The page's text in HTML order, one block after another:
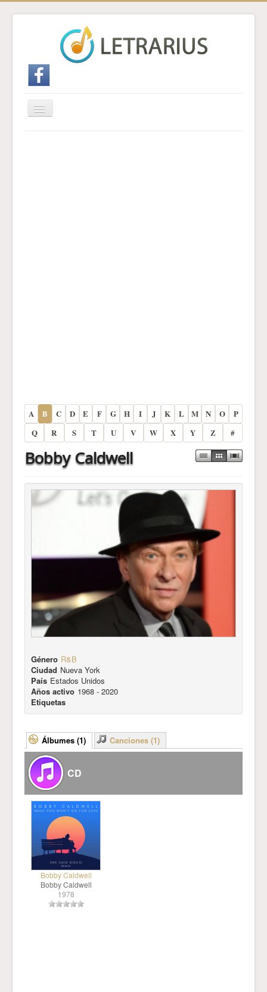
Cambiar
navegación
A B C D E F G H I J K L M N O
P
Q
R S T U V W X Y Z #
Bobby Caldwell
Género R&B
Ciudad Nueva York
País Estados Unidos
Años activo 1968 - 2020
Etiquetas
Álbumes (1) Canciones (1)
CD
Bobby Caldwell
Bobby Caldwell
1978